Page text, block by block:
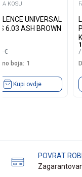
KOSU
UNIVERSAL
6.03 ASH BROWN
€
boja: 1
Kupi ovdje
POVRAT